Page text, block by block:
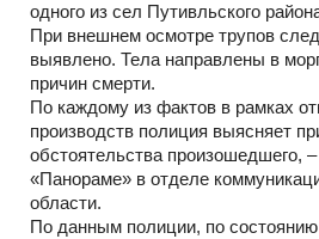
одного из сел Путивльского
При внешнем осмотре трупов
выявлено. Тела направлены в
причин смерти.
По каждому из фактов в рамках
производств полиция выясняет
обстоятельства произошедшего,
«Панораме» в отделе
области.
По данным полиции, по